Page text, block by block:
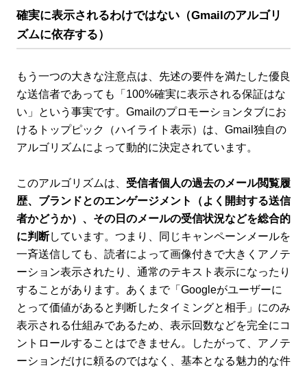
確実に表示されるわけではない（Gmailのアルゴリ
ズムに依存する）
もう一つの大きな注意点は、先述の要件を満たした優良
な送信者であっても「100%確実に表示される保証はな
い」という事実です。Gmailのプロモーションタブにお
けるトップピック（ハイライト表示）は、Gmail独自の
アルゴリズムによって動的に決定されています。
このアルゴリズムは、 受信者個人の過去のメール閲覧履
歴、ブランドとのエンゲージメント（よく開封する送信
者かどうか）、その日のメールの受信状況などを総合的
に判断しています。つまり、同じキャンペーンメールを
一斉送信しても、読者によって画像付きで大きくアノテ
ーション表示されたり、通常のテキスト表示になったり
することがあります。あくまで「Googleがユーザーに
とって価値があると判断したタイミングと相手」にのみ
表示される仕組みであるため、表示回数などを完全にコ
ントロールすることはできません。したがって、アノテ
ーションだけに頼るのではなく、基本となる魅力的な件